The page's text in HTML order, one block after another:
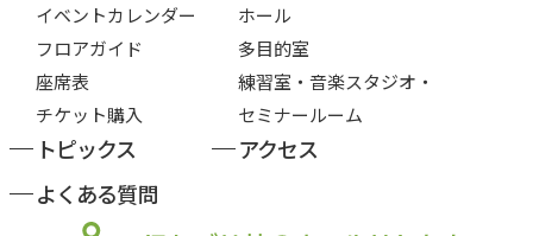
イベントカレンダー
フロアガイド
座席表
チケット購入
ホール
多目的室
練習室・音楽スタジオ・
セミナールーム
トピックス
アクセス
よくある質問